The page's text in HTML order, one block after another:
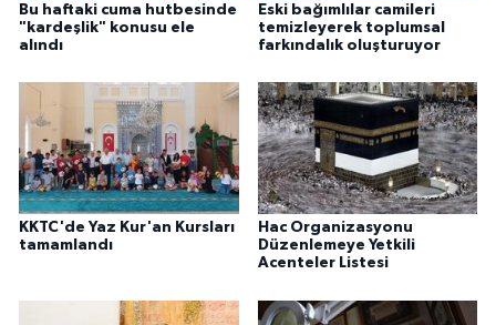
Bu haftaki cuma hutbesinde
"kardeşlik" konusu ele
alındı
Eski bağımlılar camileri
temizleyerek toplumsal
farkındalık oluşturuyor
KKTC'de Yaz Kur'an Kursları
tamamlandı
Hac Organizasyonu
Düzenlemeye Yetkili
Acenteler Listesi
Iğdır Müftülüğü
İstanbul Müftülüğü
İzmir Müftülüğü
Kahramanmaraş Müftülüğü
Karabük Müftülüğü